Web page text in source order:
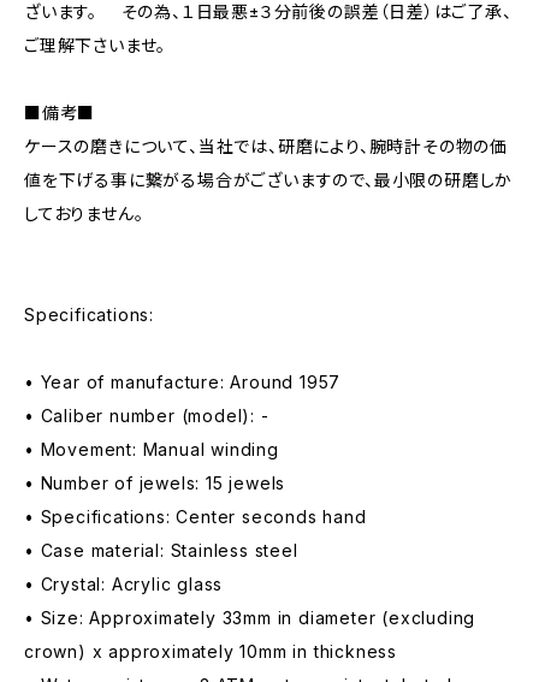
ざいます。 その為、１日最悪±３分前後の誤差（日差）はご了承、
ご理解下さいませ。
■備考■
ケースの磨きについて、当社では、研磨により、腕時計その物の価
値を下げる事に繋がる場合がございますので、最小限の研磨しか
しておりません。
Specifications:
• Year of manufacture: Around 1957
• Caliber number (model): -
• Movement: Manual winding
• Number of jewels: 15 jewels
• Specifications: Center seconds hand
• Case material: Stainless steel
• Crystal: Acrylic glass
• Size: Approximately 33mm in diameter (excluding
crown) x approximately 10mm in thickness